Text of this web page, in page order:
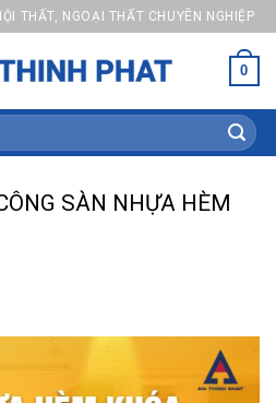
THẤT, NGOẠI THẤT CHUYÊN NGHIỆP
0
SÀN NHỰA HÈM